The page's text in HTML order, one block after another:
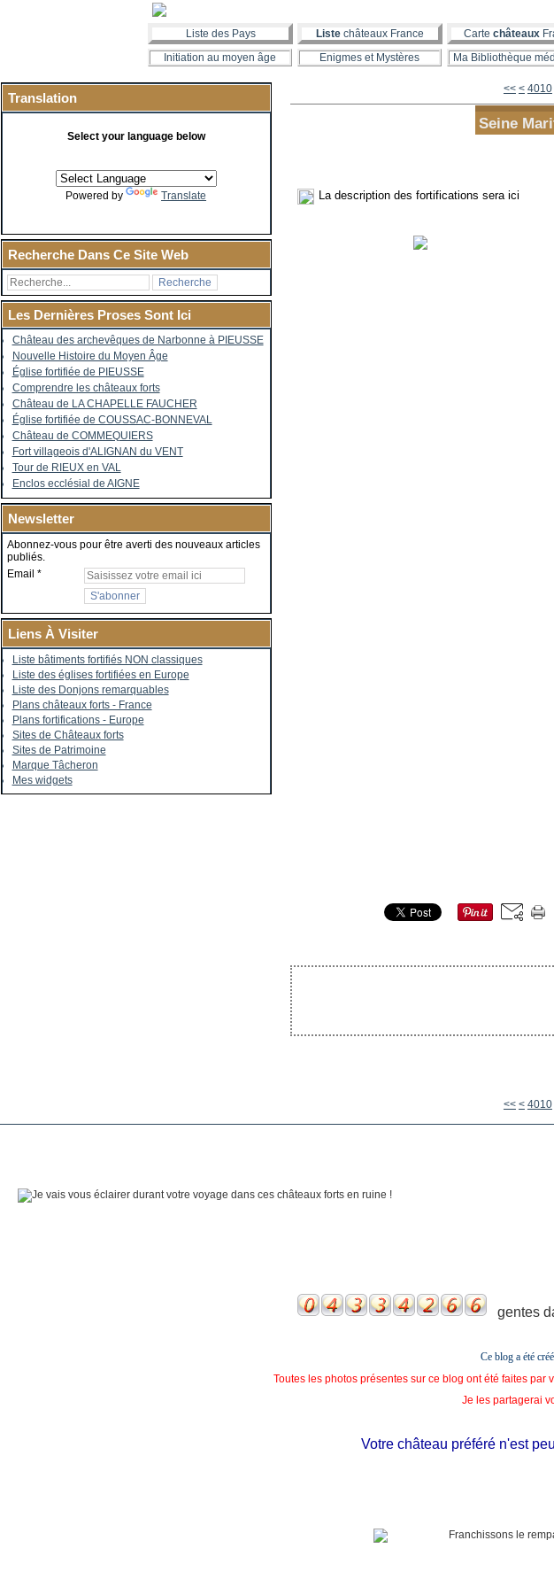
Liste des Pays Liste châteaux France Carte châteaux
Initiation au moyen âge
Enigmes et Mystères Ma Bibliothèque
Translation
Select your language below
Powered by Translate
Recherche Dans Ce Site Web
Les Dernières Proses Sont Ici
Château des archevêques de Narbonne à PIEUSSE
Nouvelle Histoire du Moyen Âge
Église fortifiée de PIEUSSE
Comprendre les châteaux forts
Château de LA CHAPELLE FAUCHER
Église fortifiée de COUSSAC-BONNEVAL
Château de COMMEQUIERS
Fort villageois d'ALIGNAN du VENT
Tour de RIEUX en VAL
Enclos ecclésial de AIGNE
Newsletter
Abonnez-vous pour être averti des nouveaux articles
publiés.
Email
Liens À Visiter
Liste bâtiments fortifiés NON classiques
Liste des églises fortifiées en Europe
Liste des Donjons remarquables
Plans châteaux forts - France
Plans fortifications - Europe
Sites de Châteaux forts
Sites de Patrimoine
Marque Tâcheron
Mes widgets
<< < 4000
4010
Seine
La description des fortifications sera ici
<< < 4000
4010
gentes
Ce blog a été
Toutes les photos présentes sur ce blog ont été faites par
Je les partagerai
Votre château préféré n'est